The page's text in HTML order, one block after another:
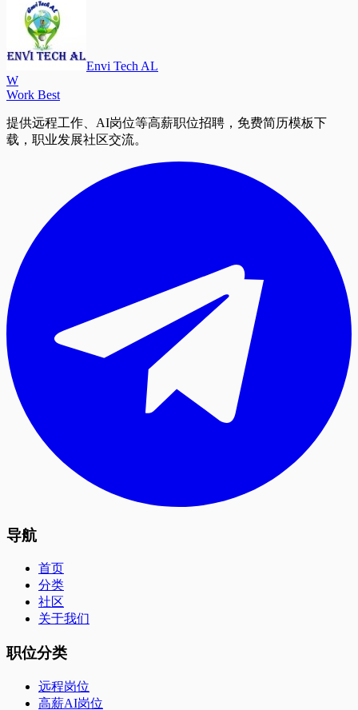
Envi Tech AL
W
Work Best
提供远程工作、AI岗位等高薪职位招聘，免费简历模板下
载，职业发展社区交流。
导航
首页
分类
社区
关于我们
职位分类
远程岗位
高薪AI岗位